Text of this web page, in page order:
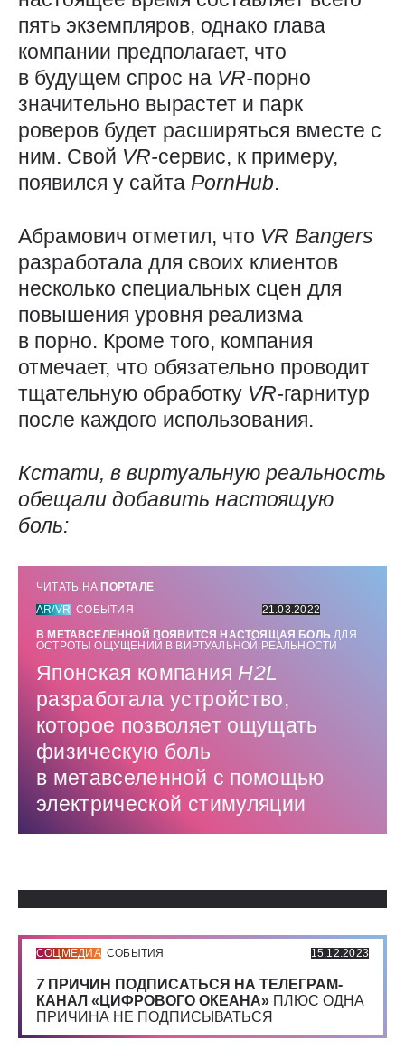
пять экземпляров, однако глава
компании предполагает, что
в будущем спрос на VR-порно
значительно вырастет и парк
роверов будет расширяться вместе с
ним. Свой VR-сервис, к примеру,
появился у сайта PornHub.
Абрамович отметил, что VR Bangers
разработала для своих клиентов
несколько специальных сцен для
повышения уровня реализма
в порно. Кроме того, компания
отмечает, что обязательно проводит
тщательную обработку VR-гарнитур
после каждого использования.
Кстати, в виртуальную реальность
обещали добавить настоящую
боль:
ЧИТАТЬ НА ПОРТАЛЕ
AR/VR СОБЫТИЯ
21.03.2022
В МЕТАВСЕЛЕННОЙ ПОЯВИТСЯ НАСТОЯЩАЯ БОЛЬ ДЛЯ
ОСТРОТЫ ОЩУЩЕНИЙ В ВИРТУАЛЬНОЙ РЕАЛЬНОСТИ
Японская компания H2L
разработала устройство,
которое позволяет ощущать
физическую боль
в метавселенной с помощью
электрической стимуляции
СОЦМЕДИА СОБЫТИЯ 15.12.2023
7 ПРИЧИН ПОДПИСАТЬСЯ НА ТЕЛЕГРАМ-
КАНАЛ «ЦИФРОВОГО ОКЕАНА» ПЛЮС ОДНА
ПРИЧИНА НЕ ПОДПИСЫВАТЬСЯ